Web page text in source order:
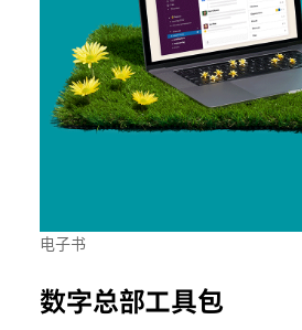
电子书
数字总部工具包